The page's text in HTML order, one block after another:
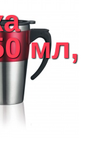
мл,